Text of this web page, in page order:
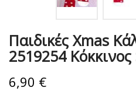
Παιδικές Xmas
2519254
6,90 €